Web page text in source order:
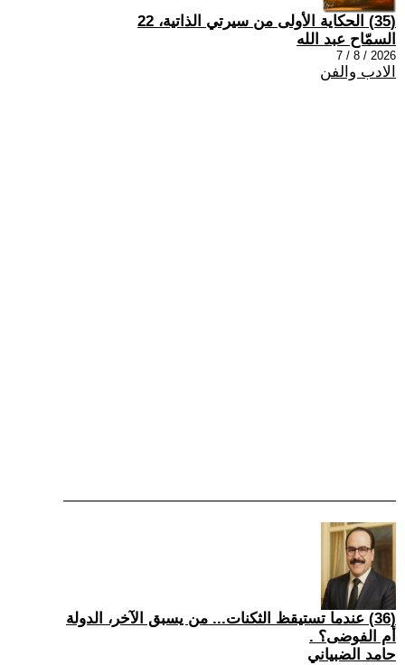
(35) الحكاية الأولى من سيرتي الذاتية، 22
السمّاح عبد الله
2026 / 8 / 7
الادب والفن
(36) عندما تستيقظ الثكنات... من يسبق الآخر، الدولة
أم الفوضى؟ .
حامد الضبياني